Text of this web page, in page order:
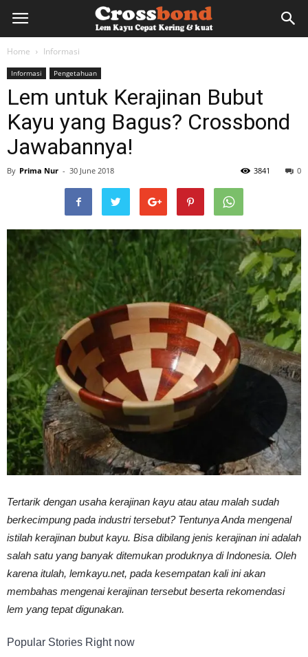
lemkayu.net
Lem
HPL,
Kertas,
Vinyl
Cepat
Kering,
Kuat
&
Home Informasi
Informasi Pengetahuan
Lem untuk Kerajinan Bubut
Kayu yang Bagus? Crossbond
Jawabannya!
By Prima Nur - 30 June 2018 0
3841
Tertarik dengan usaha kerajinan kayu atau atau malah sudah
berkecimpung pada industri tersebut? Tentunya Anda mengenal
istilah kerajinan bubut kayu. Bisa dibilang jenis kerajinan ini adalah
salah satu yang banyak ditemukan produknya di Indonesia. Oleh
karena itulah, lemkayu.net, pada kesempatan kali ini akan
membahas mengenai kerajinan tersebut beserta rekomendasi
lem yang tepat digunakan.
Popular Stories Right now